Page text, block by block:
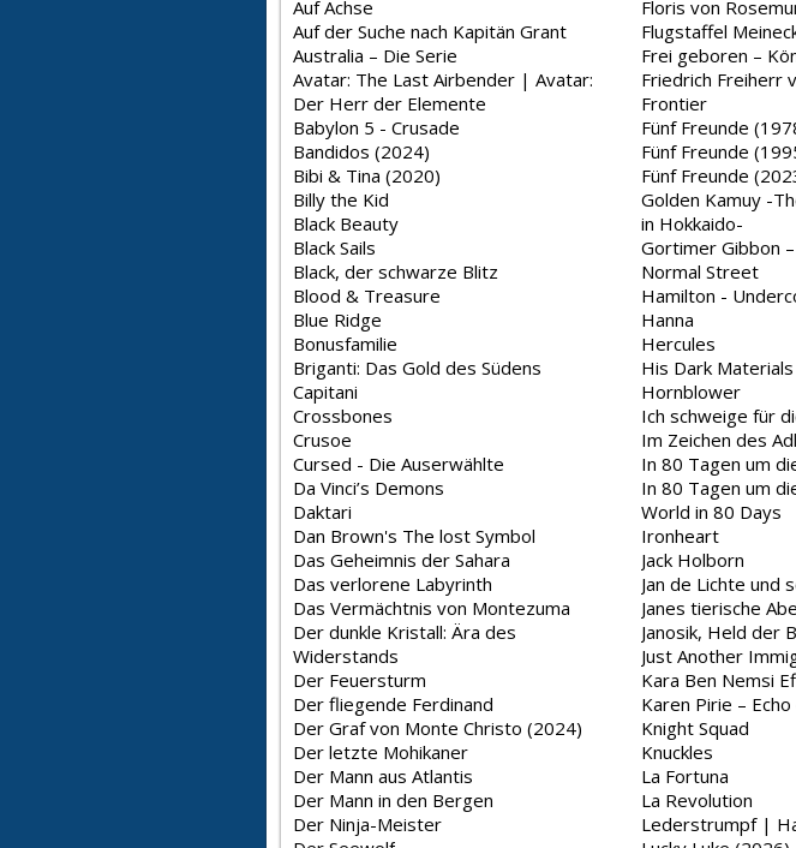
Auf Achse
Auf der Suche nach Kapitän Grant
Australia – Die Serie
Avatar: The Last Airbender | Avatar:
Der Herr der Elemente
Babylon 5 - Crusade
Bandidos (2024)
Bibi & Tina (2020)
Billy the Kid
Black Beauty
Black Sails
Black, der schwarze Blitz
Blood & Treasure
Blue Ridge
Bonusfamilie
Briganti: Das Gold des Südens
Capitani
Crossbones
Crusoe
Cursed - Die Auserwählte
Da Vinci’s Demons
Daktari
Dan Brown's The lost Symbol
Das Geheimnis der Sahara
Das verlorene Labyrinth
Das Vermächtnis von Montezuma
Der dunkle Kristall: Ära des
Widerstands
Der Feuersturm
Der fliegende Ferdinand
Der Graf von Monte Christo (2024)
Der letzte Mohikaner
Der Mann aus Atlantis
Der Mann in den Bergen
Der Ninja-Meister
Floris von
Flugstaffel
Frei geboren –
Friedrich Freiherr
Frontier
Fünf Freunde
Fünf Freunde
Fünf Freunde
Golden Kamuy -
in Hokkaido-
Gortimer Gibbon
Normal Street
Hamilton -
Hanna
Hercules
His Dark Materials
Hornblower
Ich schweige für
Im Zeichen des
In 80 Tagen um
In 80 Tagen um
World in 80 Days
Ironheart
Jack Holborn
Jan de Lichte und
Janes tierische
Janosik, Held der
Just Another
Kara Ben Nemsi
Karen Pirie –
Knight Squad
Knuckles
La Fortuna
La Revolution
Lederstrumpf |